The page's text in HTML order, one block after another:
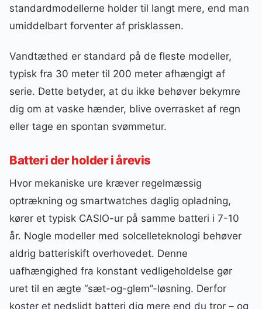
standardmodellerne holder til langt mere, end man
umiddelbart forventer af prisklassen.
Vandtæthed er standard på de fleste modeller,
typisk fra 30 meter til 200 meter afhængigt af
serie. Dette betyder, at du ikke behøver bekymre
dig om at vaske hænder, blive overrasket af regn
eller tage en spontan svømmetur.
Batteri der holder i årevis
Hvor mekaniske ure kræver regelmæssig
optrækning og smartwatches daglig opladning,
kører et typisk CASIO-ur på samme batteri i 7-10
år. Nogle modeller med solcelleteknologi behøver
aldrig batteriskift overhovedet. Denne
uafhængighed fra konstant vedligeholdelse gør
uret til en ægte “sæt-og-glem”-løsning. Derfor
koster et nedslidt batteri dig mere end du tror – og